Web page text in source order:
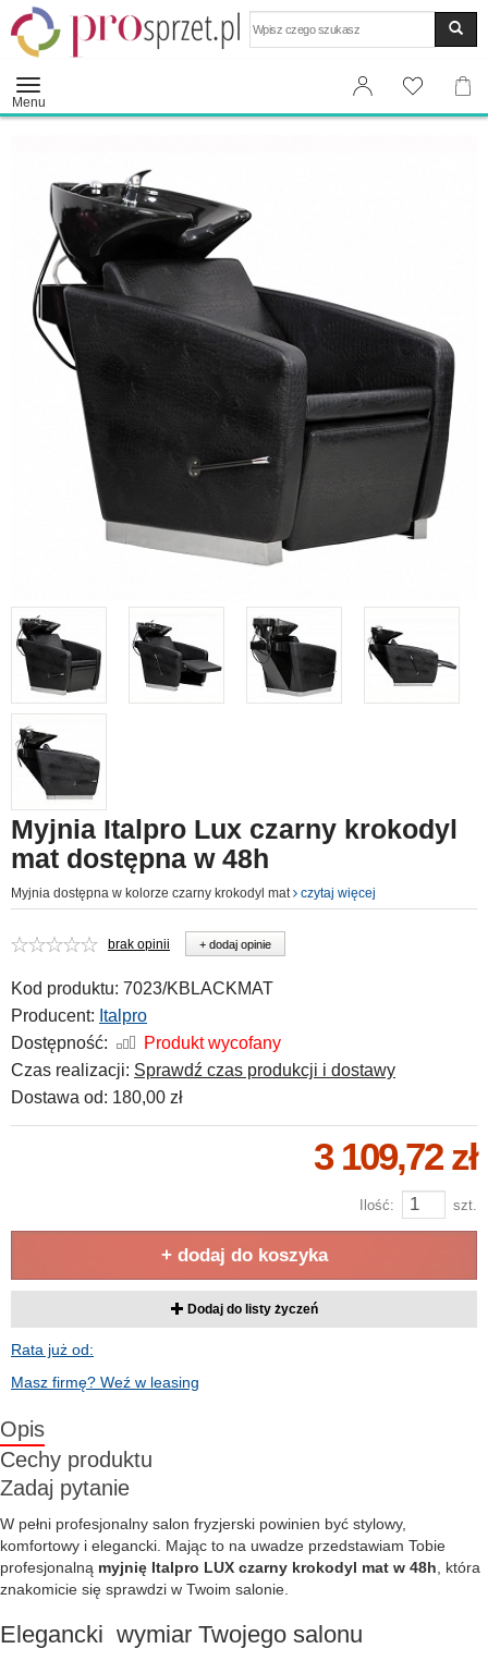
Menu
Myjnia Italpro Lux czarny krokodyl
mat dostępna w 48h
Myjnia dostępna w kolorze czarny krokodyl mat czytaj więcej
brak opinii + dodaj opinie
Kod produktu: 7023/KBLACKMAT
Producent: Italpro
Dostępność:
Produkt wycofany
Czas realizacji: Sprawdź czas produkcji i dostawy
Dostawa od: 180,00 zł
3 109,72 zł
Ilość: szt.
+ dodaj do koszyka
Dodaj do listy życzeń
Rata już od:
Masz firmę? Weź w leasing
Opis
Cechy produktu
Zadaj pytanie
W pełni profesjonalny salon fryzjerski powinien być stylowy,
komfortowy i elegancki. Mając to na uwadze przedstawiam Tobie
profesjonalną myjnię Italpro LUX czarny krokodyl mat w 48h , która
znakomicie się sprawdzi w Twoim salonie.
Elegancki wymiar Twojego salonu